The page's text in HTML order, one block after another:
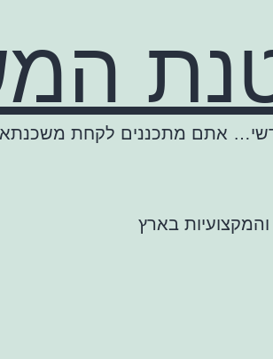
אתם מתכננים לקחת
בארץ